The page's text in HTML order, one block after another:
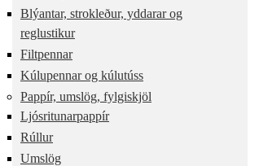
Blýantar, strokleður, yddarar og
reglustikur
Filtpennar
Kúlupennar og kúlutúss
Pappír, umslög, fylgiskjöl
Ljósritunarpappír
Rúllur
Umslög